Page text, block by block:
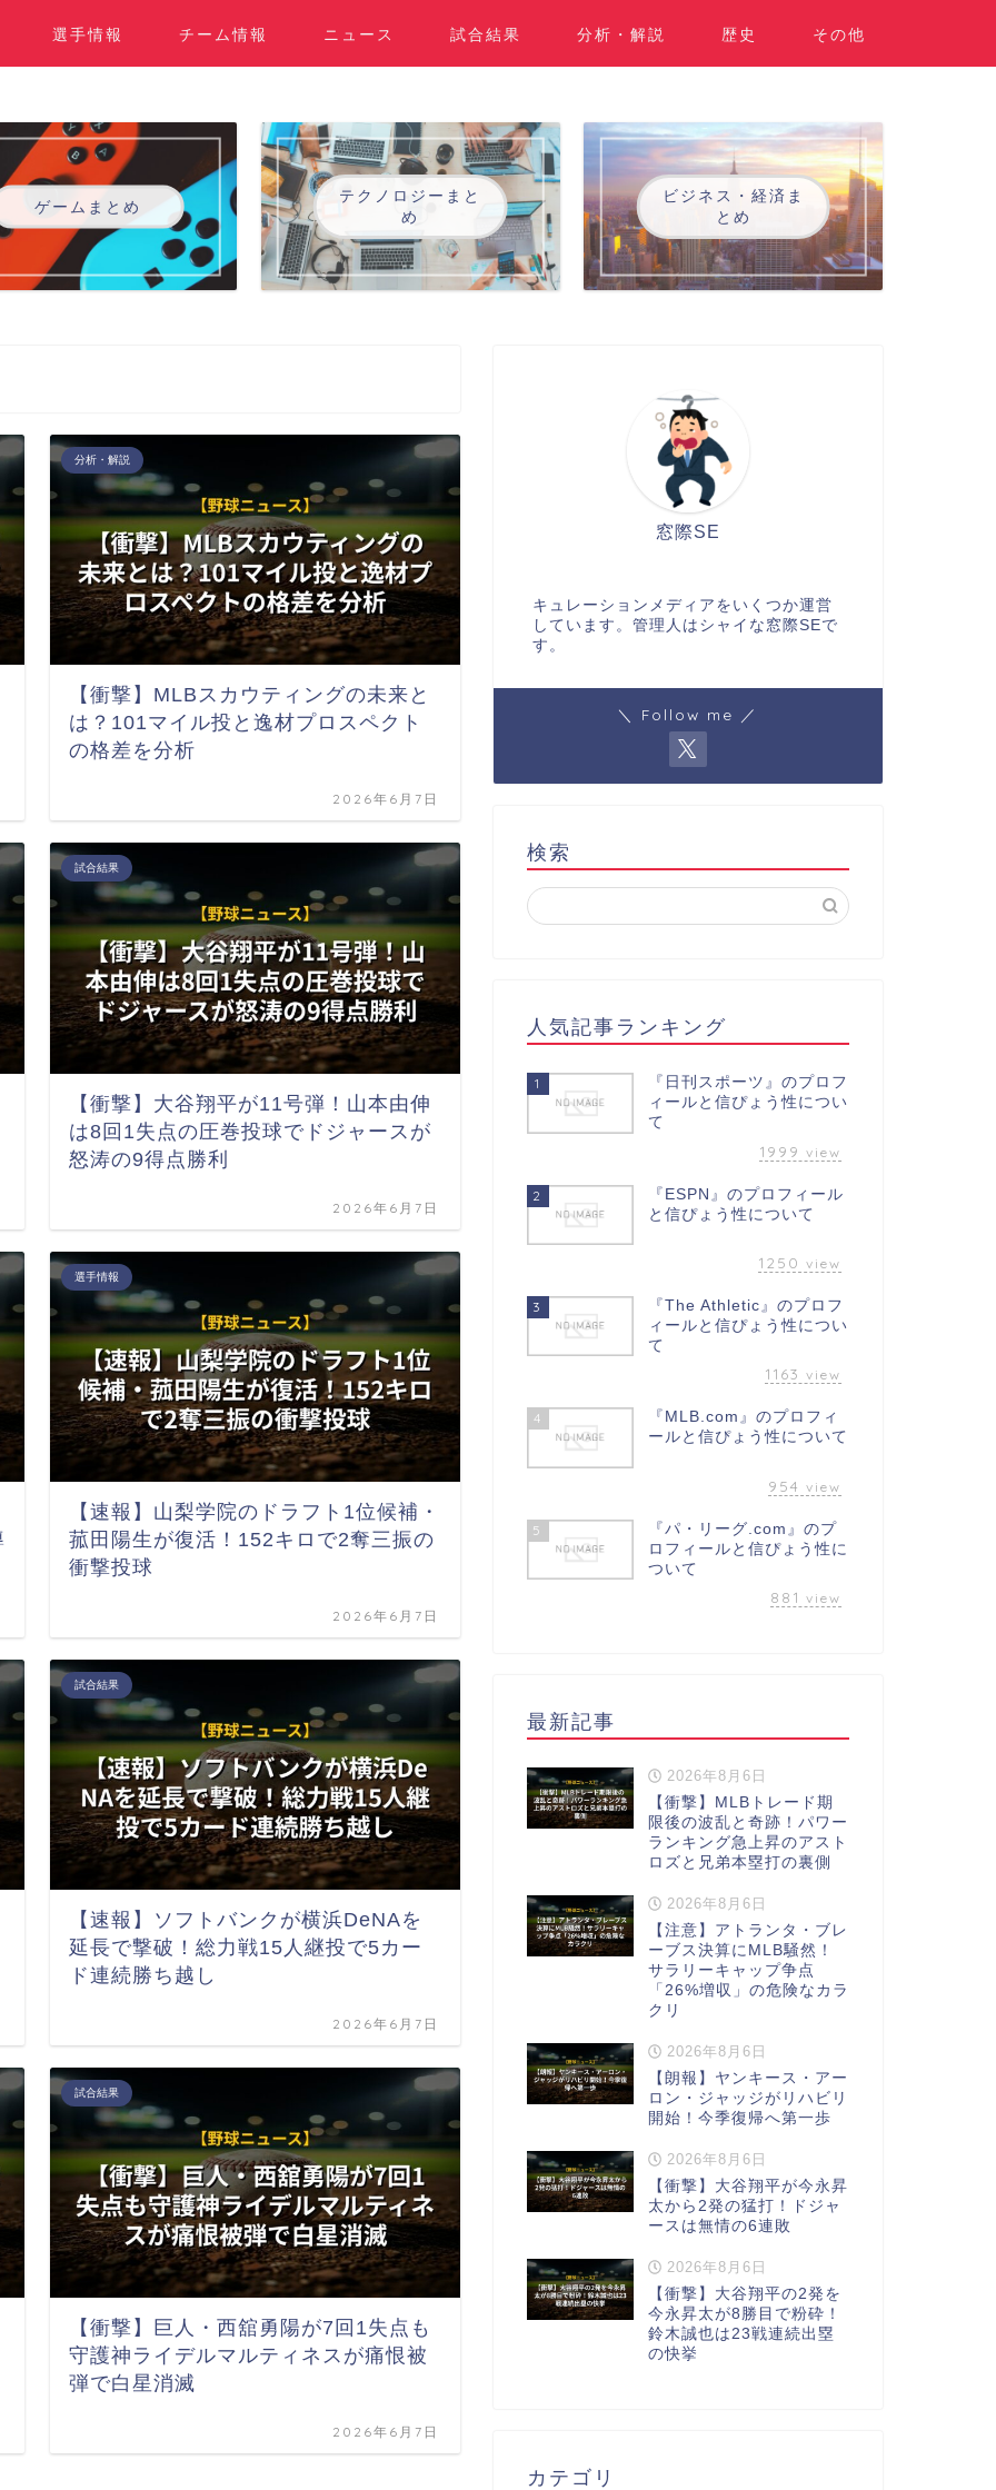
選手情報 チーム情報 ニュース 試合結果 分析・解説 歴史 その他
ゲームまとめ
テクノロジーまと
め
ビジネス・経済ま
とめ
分析・解説
【衝撃】MLBスカウティングの未来と
は？101マイル投と逸材プロスペクト
の格差を分析
2026年6月7日
試合結果
【衝撃】大谷翔平が11号弾！山本由伸
は8回1失点の圧巻投球でドジャースが
怒涛の9得点勝利
2026年6月7日
選手情報
【速報】山梨学院のドラフト1位候補・
菰田陽生が復活！152キロで2奪三振の
衝撃投球
2026年6月7日
試合結果
【速報】ソフトバンクが横浜DeNAを
延長で撃破！総力戦15人継投で5カー
ド連続勝ち越し
2026年6月7日
試合結果
【衝撃】巨人・西舘勇陽が7回1失点も
守護神ライデルマルティネスが痛恨被
弾で白星消滅
2026年6月7日
窓際SE
キュレーションメディアをいくつか運営
しています。管理人はシャイな窓際SEで
す。
＼ Follow me ／
検索
人気記事ランキング
1
『日刊スポーツ』のプロフ
ィールと信ぴょう性につい
て
1999 view
2
『ESPN』のプロフィール
と信ぴょう性について
1250 view
3
『The Athletic』のプロフ
ィールと信ぴょう性につい
て
1163 view
4
『MLB.com』のプロフィ
ールと信ぴょう性について
954 view
5
『パ・リーグ.com』のプ
ロフィールと信ぴょう性に
ついて
881 view
最新記事
2026年8月6日
【衝撃】MLBトレード期
限後の波乱と奇跡！パワー
ランキング急上昇のアスト
ロズと兄弟本塁打の裏側
2026年8月6日
【注意】アトランタ・ブレ
ーブス決算にMLB騒然！
サラリーキャップ争点
「26%増収」の危険なカラ
クリ
2026年8月6日
【朗報】ヤンキース・アー
ロン・ジャッジがリハビリ
開始！今季復帰へ第一歩
2026年8月6日
【衝撃】大谷翔平が今永昇
太から2発の猛打！ドジャ
ースは無情の6連敗
2026年8月6日
【衝撃】大谷翔平の2発を
今永昇太が8勝目で粉砕！
鈴木誠也は23戦連続出塁
の快挙
カテゴリ